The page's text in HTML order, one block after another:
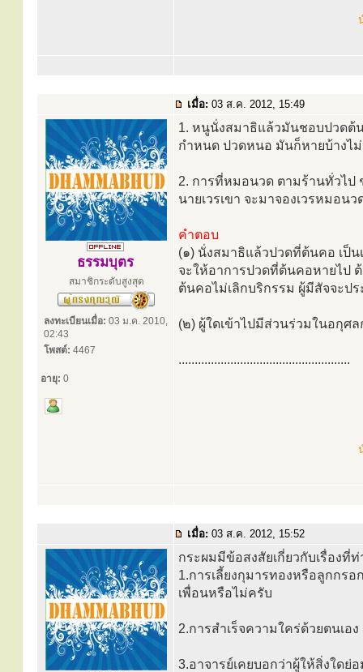
เมื่อ: 03 ส.ค. 2012, 15:49
ธรรมบุตร
สมาชิกระดับสูงสุด
ลงทะเบียนเมื่อ: 03 ม.ค. 2010,
02:43
โพสต์: 4467
อายุ: 0
1. หนูนั่งสมาธิแล้วมันชอบปวดต้
กำหนด ปวดหนอ มันก็หายบ้างไ
2. การที่หมอนวด ตามร้านทั่วไป
นายเวรเขา จะมาจองเวรหมอนว
คำตอบ
(๑) นั่งสมาธิแล้วปวดที่ต้นคอ เป็
จะให้อาการปวดที่ต้นคอหายไป ต้
ต้นคอไม่เลิกบริกรรม ผู้มีสัจจะป
(๒) ผู้ใดเข้าไปมีส่วนร่วมในอกุศ
.....................................................
เมื่อ: 03 ส.ค. 2012, 15:52
กระผมมีข้อสงสัยเกี่ยวกับเรื่องที่
1.การเลี้ยงกุมารทองหรือลูกกร
เพื่อนหรือไม่ครับ
2.การสำเร็จความใคร่ด้วยตนเอ
3.อาจารย์เคยบอกว่าผู้ให้สิ่งใดย่